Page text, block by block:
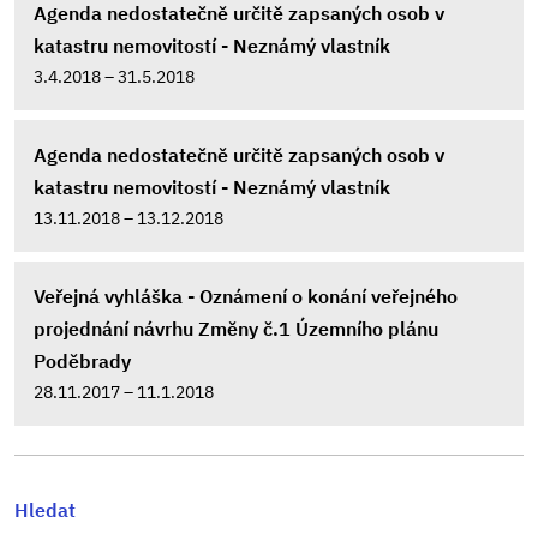
Agenda nedostatečně určitě zapsaných osob v
katastru nemovitostí - Neznámý vlastník
3.4.2018 – 31.5.2018
Agenda nedostatečně určitě zapsaných osob v
katastru nemovitostí - Neznámý vlastník
13.11.2018 – 13.12.2018
Veřejná vyhláška - Oznámení o konání veřejného
projednání návrhu Změny č.1 Územního plánu
Poděbrady
28.11.2017 – 11.1.2018
Hledat